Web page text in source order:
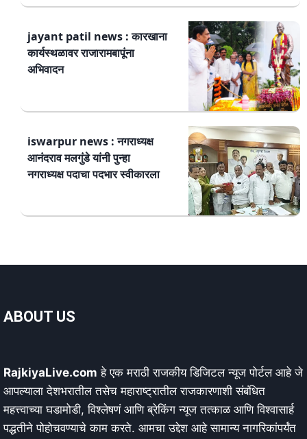
jayant patil news : कारखाना
कार्यस्थळावर राजारामबापूंना
अभिवादन
iswarpur news : नगराध्यक्ष
आनंदराव मलगुंडे यांनी पुन्हा
नगराध्यक्ष पदाचा पदभार स्वीकारला
ABOUT US
RajkiyaLive.com हे एक मराठी राजकीय डिजिटल न्यूज पोर्टल आहे जे
आपल्याला देशभरातील तसेच महाराष्ट्रातील राजकारणाशी संबंधित
महत्त्वाच्या घडामोडी, विश्लेषणं आणि ब्रेकिंग न्यूज तत्काळ आणि विश्वासार्ह
पद्धतीने पोहोचवण्याचे काम करते. आमचा उद्देश आहे सामान्य नागरिकांपर्यंत